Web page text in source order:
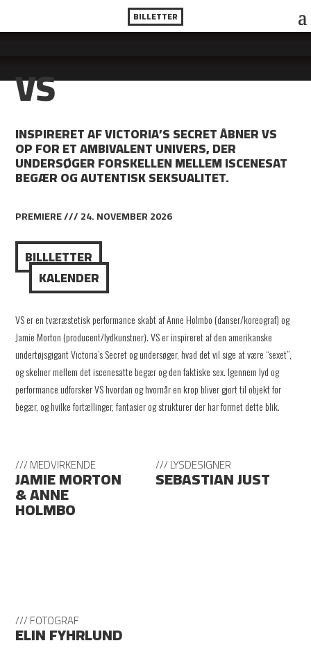
BILLETTER
VS
INSPIRERET AF VICTORIA’S SECRET ÅBNER VS
OP FOR ET AMBIVALENT UNIVERS, DER
UNDERSØGER FORSKELLEN MELLEM ISCENESAT
BEGÆR OG AUTENTISK SEKSUALITET.
PREMIERE /// 24. NOVEMBER 2026
BILLLETTER
KALENDER
VS er en tværæstetisk performance skabt af Anne Holmbo (danser/koreograf) og
Jamie Morton (producent/lydkunstner). VS er inspireret af den amerikanske
undertøjsgigant Victoria’s Secret og undersøger, hvad det vil sige at være “sexet”,
og skelner mellem det iscenesatte begær og den faktiske sex. Igennem lyd og
performance udforsker VS hvordan og hvornår en krop bliver gjort til objekt for
begær, og hvilke fortællinger, fantasier og strukturer der har formet dette blik.
/// MEDVIRKENDE
JAMIE MORTON
& ANNE
HOLMBO
/// LYSDESIGNER
SEBASTIAN JUST
/// FOTOGRAF
ELIN FYHRLUND